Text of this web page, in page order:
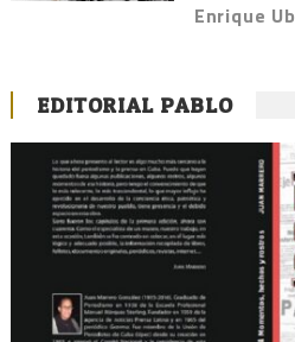
Enrique
EDITORIAL PABLO